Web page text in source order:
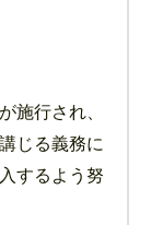
施行され、
じる義務に
するよう努